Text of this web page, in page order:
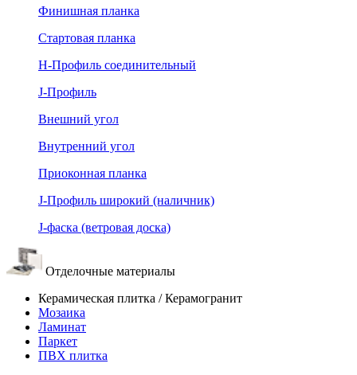
Финишная планка
Стартовая планка
Н-Профиль соединительный
J-Профиль
Внешний угол
Внутренний угол
Приоконная планка
J-Профиль широкий (наличник)
J-фаска (ветровая доска)
Отделочные материалы
Керамическая плитка / Керамогранит
Мозаика
Ламинат
Паркет
ПВХ плитка